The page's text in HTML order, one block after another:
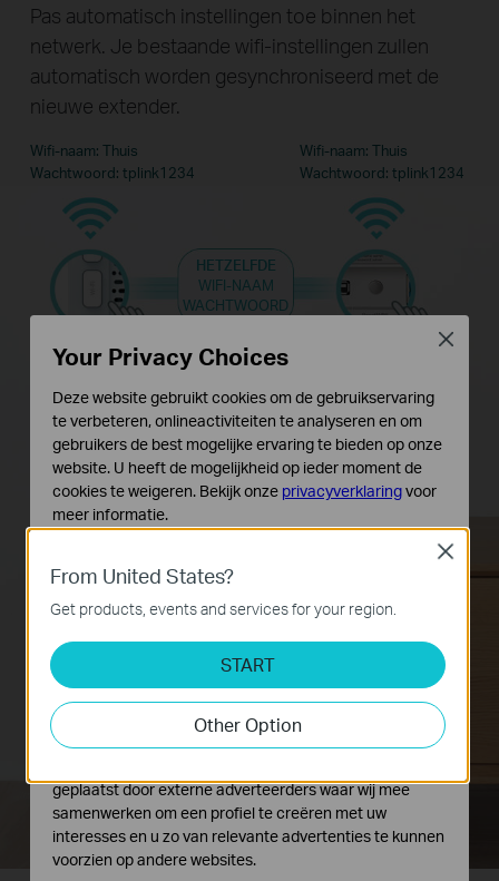
Pas automatisch instellingen toe binnen het
netwerk. Je bestaande wifi-instellingen zullen
automatisch worden gesynchroniseerd met de
nieuwe extender.
Wifi-naam: Thuis
Wachtwoord: tplink1234
Wifi-naam: Thuis
Wachtwoord: tplink1234
HETZELFDE
WIFI-NAAM
WACHTWOORD
TL-WPA7517 router
From United States?
Get products, events and services for your region.
START
Other Option
Close
Your Privacy Choices
Deze website gebruikt cookies om de gebruikservaring
te verbeteren, onlineactiviteiten te analyseren en om
gebruikers de best mogelijke ervaring te bieden op onze
website. U heeft de mogelijkheid op ieder moment de
cookies te weigeren. Bekijk onze privacyverklaringvoor
meer informatie.
Deze cookies zijn noodzakelijk voor de werking van de
website en kunnen niet worden uitgeschakeld.
Analyse en Marketing Cookies
Cookies voor analyse geven ons de mogelijkheid uw
activiteiten op onze website te volgen en zo de
functionaliteit van de website aan te passen en te
verbeteren.
geplaatst door externe adverteerders waar wij mee
samenwerken om een profiel te creëren met uw
interesses en u zo van relevante advertenties te kunnen
voorzien op andere websites.
Close